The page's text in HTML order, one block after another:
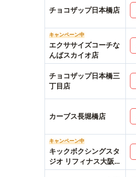
チョコザップ日本橋店
キャンペーン中
エクササイズコーチな
んばスカイオ店
チョコザップ日本橋三
丁目店
カーブス長堀橋店
キャンペーン中
キックボクシングスタ
ジオ リフィナス大阪な
んば本店店